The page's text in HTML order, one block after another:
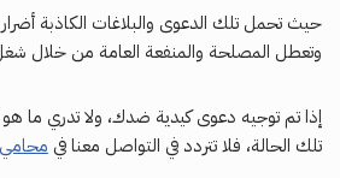
حيث تحمل تلك الدعوى والبلاغات الكاذبة
وتعطل المصلحة والمنفعة العامة من خلال
إذا تم توجيه دعوى كيدية ضدك، ولا تدري ما هو
تلك الحالة، فلا تتردد في التواصل معنا في